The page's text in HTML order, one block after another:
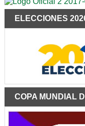
ELECCIONES
COPA MUNDIAL